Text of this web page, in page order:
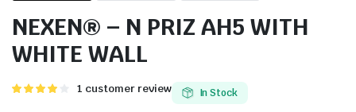
NEXEN® – N PRIZ AH5 WITH
WHITE WALL
Valorado
1 customer review In Stock